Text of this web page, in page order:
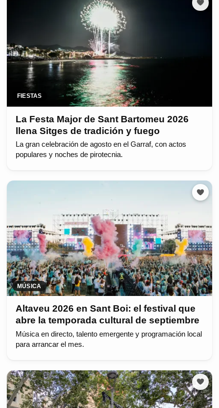
FIESTAS
La Festa Major de Sant Bartomeu 2026
llena Sitges de tradición y fuego
La gran celebración de agosto en el Garraf, con actos
populares y noches de pirotecnia.
MÚSICA
Altaveu 2026 en Sant Boi: el festival que
abre la temporada cultural de septiembre
Música en directo, talento emergente y programación local
para arrancar el mes.